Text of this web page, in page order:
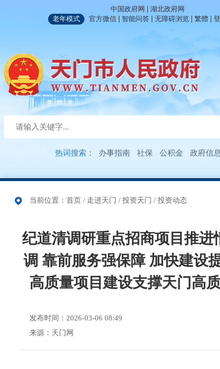
中国政府网 | 湖北政府网
老年模式
官方微信 | 智能问答 | 无障碍浏览 | 繁體 |
热词搜索： 办事指南 社保 公积金 政府信
当前位置： 首页 / 走进天门 / 投资天门 / 投资动态
纪道清调研重点招商项目推进
调 靠前服务强保障 加快建设
高质量项目建设支撑天门高
发布时间：2026-03-06 08:49
来源：天门网